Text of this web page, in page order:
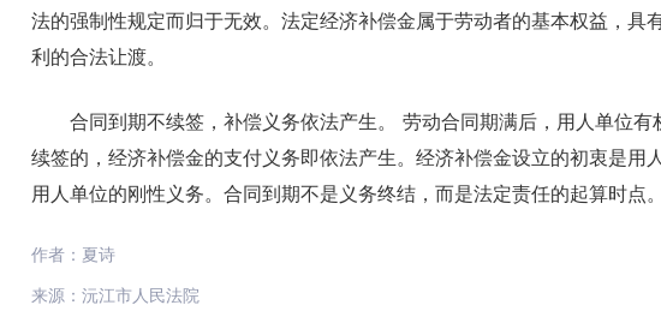
法的强制性规定而归于无效。法定经济补偿金属于劳动者的基本权益，
利的合法让渡。
合同到期不续签，补偿义务依法产生。 劳动合同期满后，用人单位
续签的，经济补偿金的支付义务即依法产生。经济补偿金设立的初衷是
用人单位的刚性义务。合同到期不是义务终结，而是法定责任的起算时点。
作者：夏诗
来源：沅江市人民法院